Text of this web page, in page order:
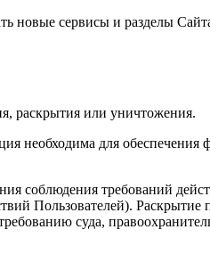
новые сервисы и разделы
раскрытия или уничтожения.
необходима для обеспечения
соблюдения требований
Пользователей). Раскрытие
суда,